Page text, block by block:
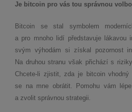
Je bitcoin pro vás tou správnou
Bitcoin se stal symbolem
a pro mnoho lidí představuje lákavou
svým výhodám si získal pozornost
Na druhou stranu však přichází s
Chcete-li zjistit, zda je bitcoin
se na mne obrátit. Pomohu vám
a zvolit správnou strategii.